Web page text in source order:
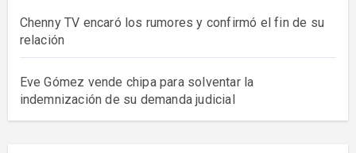
Chenny TV encaró los rumores y confirmó el fin de su
relación
Eve Gómez vende chipa para solventar la
indemnización de su demanda judicial